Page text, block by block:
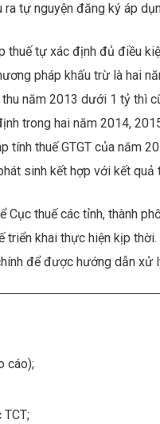
ra tự nguyện đăng ký áp
thuế tự xác định đủ điều
pháp khấu trừ là hai
năm 2013 dưới 1 tỷ thì
trong hai năm 2014,
tính thuế GTGT của năm
sinh kết hợp với kết quả
Cục thuế các tỉnh, thành
triển khai thực hiện kịp
để được hướng dẫn xử
cáo);